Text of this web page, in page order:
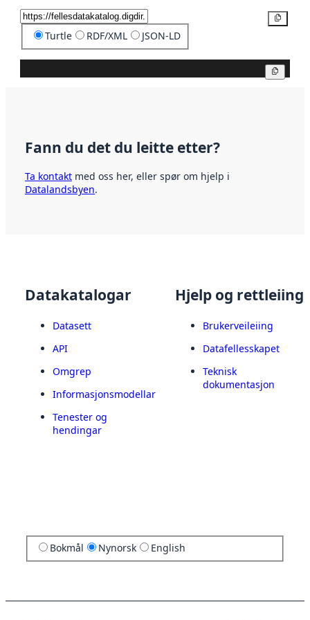
Turtle RDF/XML JSON-LD
Fann du det du leitte etter?
Ta kontakt med oss her, eller spør om hjelp i
Datalandsbyen.
Datakatalogar
Datasett
API
Omgrep
Informasjonsmodellar
Tenester og
hendingar
Hjelp og rettleiing
Brukerveileiing
Datafellesskapet
Teknisk
dokumentasjon
Bokmål Nynorsk English